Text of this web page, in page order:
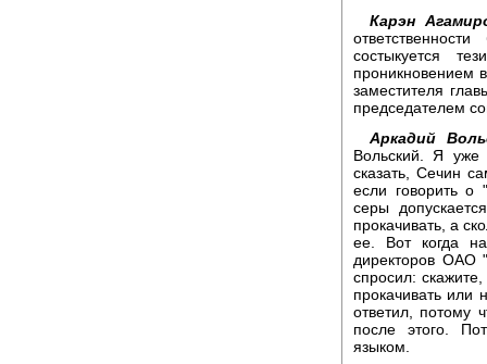
Карэн
состыкуется
проникновением
заместителя
председателем
Аркадий
Вольский. Я
сказать, Сечин
если говорить о
серы
прокачивать, а
ее. Вот когда
директоров ОАО
спросил:
прокачивать или
ответил, потому
после этого.
языком.